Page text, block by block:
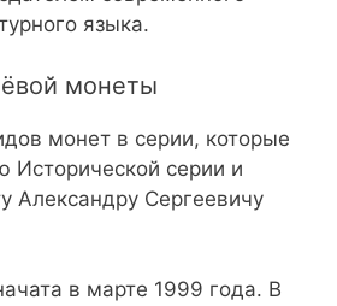
языка.
монеты
монет в серии, которые
Исторической серии и
Александру Сергеевичу
в марте 1999 года. В